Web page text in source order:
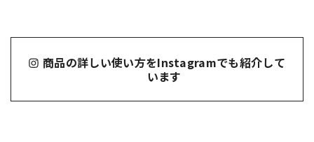
商品の詳しい使い方をInstagramでも紹介して
います